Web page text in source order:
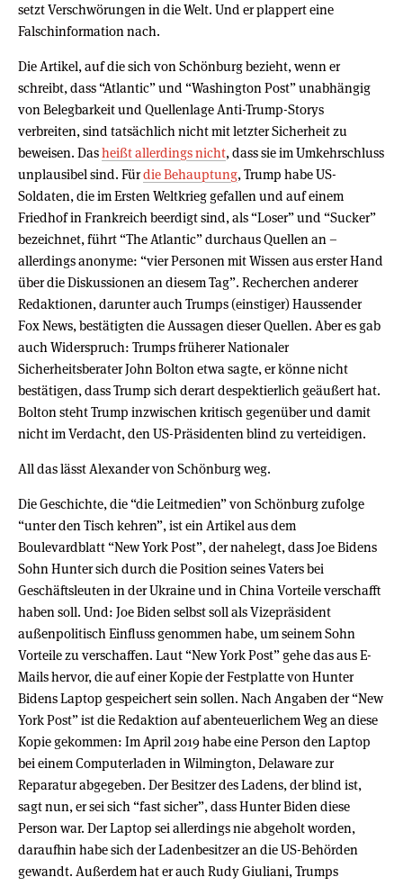
setzt Verschwörungen in die Welt. Und er plappert eine
Falschinformation nach.
Die Artikel, auf die sich von Schönburg bezieht, wenn er
schreibt, dass “Atlantic” und “Washington Post” unabhängig
von Belegbarkeit und Quellenlage Anti-Trump-Storys
verbreiten, sind tatsächlich nicht mit letzter Sicherheit zu
beweisen. Dasheißt allerdings nicht, dass sie im Umkehrschluss
unplausibel sind. Fürdie Behauptung, Trump habe US-
Soldaten, die im Ersten Weltkrieg gefallen und auf einem
Friedhof in Frankreich beerdigt sind, als “Loser” und “Sucker”
bezeichnet, führt “The Atlantic” durchaus Quellen an –
allerdings anonyme: “vier Personen mit Wissen aus erster Hand
über die Diskussionen an diesem Tag”. Recherchen anderer
Redaktionen, darunter auch Trumps (einstiger) Haussender
Fox News, bestätigten die Aussagen dieser Quellen. Aber es gab
auch Widerspruch: Trumps früherer Nationaler
Sicherheitsberater John Bolton etwa sagte, er könne nicht
bestätigen, dass Trump sich derart despektierlich geäußert hat.
Bolton steht Trump inzwischen kritisch gegenüber und damit
nicht im Verdacht, den US-Präsidenten blind zu verteidigen.
All das lässt Alexander von Schönburg weg.
Die Geschichte, die “die Leitmedien” von Schönburg zufolge
“unter den Tisch kehren”, ist ein Artikel aus dem
Boulevardblatt “New York Post”, der nahelegt, dass Joe Bidens
Sohn Hunter sich durch die Position seines Vaters bei
Geschäftsleuten in der Ukraine und in China Vorteile verschafft
haben soll. Und: Joe Biden selbst soll als Vizepräsident
außenpolitisch Einfluss genommen habe, um seinem Sohn
Vorteile zu verschaffen. Laut “New York Post” gehe das aus E-
Mails hervor, die auf einer Kopie der Festplatte von Hunter
Bidens Laptop gespeichert sein sollen. Nach Angaben der “New
York Post” ist die Redaktion auf abenteuerlichem Weg an diese
Kopie gekommen: Im April 2019 habe eine Person den Laptop
bei einem Computerladen in Wilmington, Delaware zur
Reparatur abgegeben. Der Besitzer des Ladens, der blind ist,
sagt nun, er sei sich “fast sicher”, dass Hunter Biden diese
Person war. Der Laptop sei allerdings nie abgeholt worden,
daraufhin habe sich der Ladenbesitzer an die US-Behörden
gewandt. Außerdem hat er auch Rudy Giuliani, Trumps